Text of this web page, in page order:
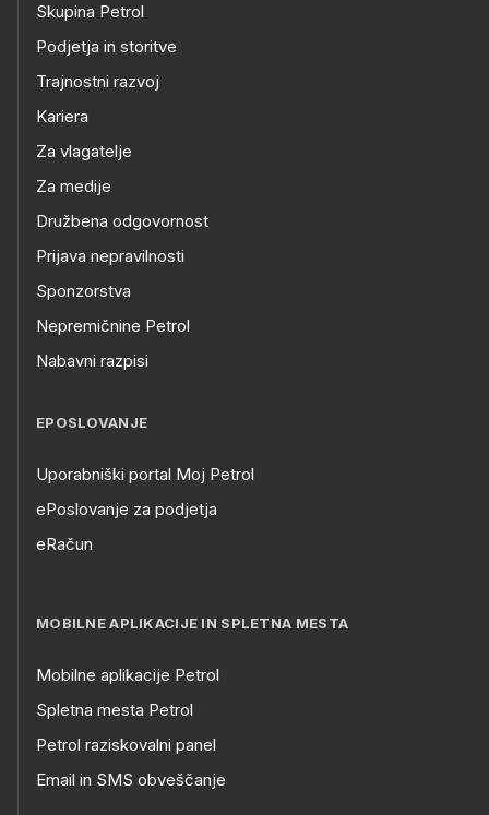
Skupina Petrol
Podjetja in storitve
Trajnostni razvoj
Kariera
Za vlagatelje
Za medije
Družbena odgovornost
Prijava nepravilnosti
Sponzorstva
Nepremičnine Petrol
Nabavni razpisi
EPOSLOVANJE
Uporabniški portal Moj Petrol
ePoslovanje za podjetja
eRačun
MOBILNE APLIKACIJE IN SPLETNA MESTA
Mobilne aplikacije Petrol
Spletna mesta Petrol
Petrol raziskovalni panel
Email in SMS obveščanje